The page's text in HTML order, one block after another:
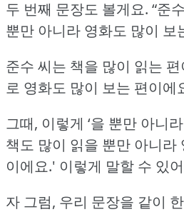
두 번째 문장도 볼게요. “준
뿐만 아니라 영화도 많이 보
준수 씨는 책을 많이 읽는
로 영화도 많이 보는 편이에
그때, 이렇게 ‘을 뿐만 아니
책도 많이 읽을 뿐만 아니라
이에요.' 이렇게 말할 수 있
자 그럼, 우리 문장을 같이